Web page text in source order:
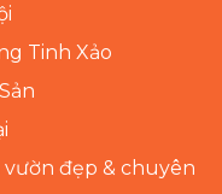
Tinh Xảo
đẹp & chuyên